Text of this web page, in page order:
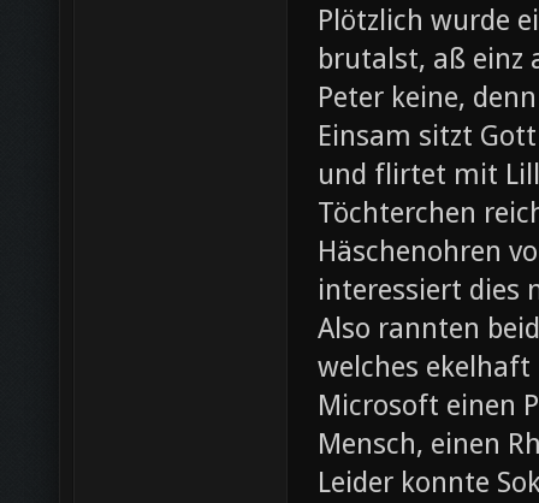
Plötzlich wurde
brutalst, aß einz
Peter keine,
Einsam sitzt
und flirtet mit
Töchterchen
Häschenohren
interessiert dies
Also rannten
welches
Microsoft einen
Mensch, einen
Leider konnte